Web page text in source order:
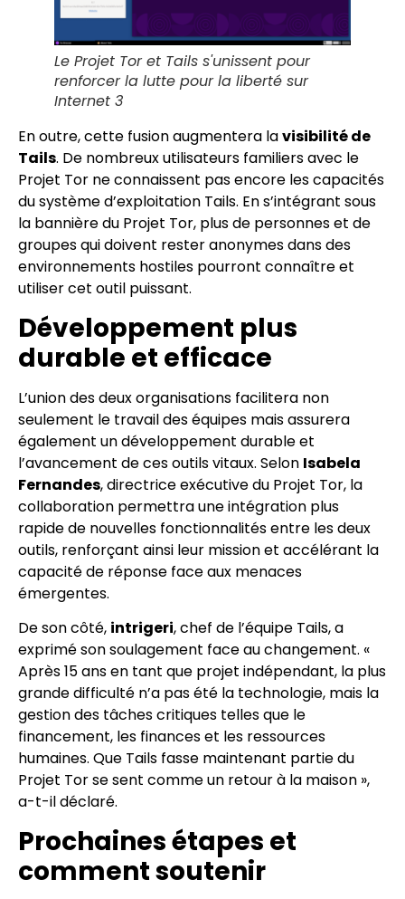
Le Projet Tor et Tails s'unissent pour
renforcer la lutte pour la liberté sur
Internet 3
En outre, cette fusion augmentera lavisibilité de
Tails. De nombreux utilisateurs familiers avec le
Projet Tor ne connaissent pas encore les capacités
du système d’exploitation Tails. En s’intégrant sous
la bannière du Projet Tor, plus de personnes et de
groupes qui doivent rester anonymes dans des
environnements hostiles pourront connaître et
utiliser cet outil puissant.
Développement plus
durable et efficace
L’union des deux organisations facilitera non
seulement le travail des équipes mais assurera
également un développement durable et
l’avancement de ces outils vitaux. Selon Isabela
Fernandes, directrice exécutive du Projet Tor, la
collaboration permettra une intégration plus
rapide de nouvelles fonctionnalités entre les deux
outils, renforçant ainsi leur mission et accélérant la
capacité de réponse face aux menaces
émergentes.
De son côté, intrigeri, chef de l’équipe Tails, a
exprimé son soulagement face au changement. «
Après 15 ans en tant que projet indépendant, la plus
grande difficulté n’a pas été la technologie, mais la
gestion des tâches critiques telles que le
financement, les finances et les ressources
humaines. Que Tails fasse maintenant partie du
Projet Tor se sent comme un retour à la maison »,
a-t-il déclaré.
Prochaines étapes et
comment soutenir